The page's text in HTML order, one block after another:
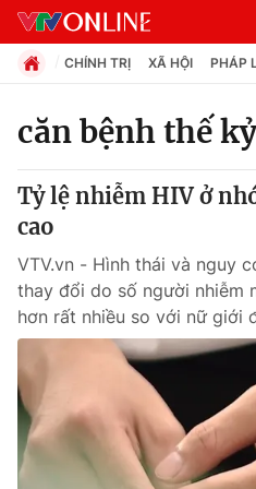
Chuyên mục
Chính trị
Xã hội
Pháp luật
Y tế
Thế giới
CHÍNH TRỊ XÃ HỘI PHÁP
căn bệnh thế kỷ
Tỷ lệ nhiễm HIV ở
cao
VTV.vn - Hình thái và nguy
thay đổi do số người nhiễm
hơn rất nhiều so với nữ giới